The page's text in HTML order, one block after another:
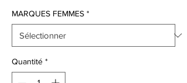
MARQUES FEMMES *
Quantité *